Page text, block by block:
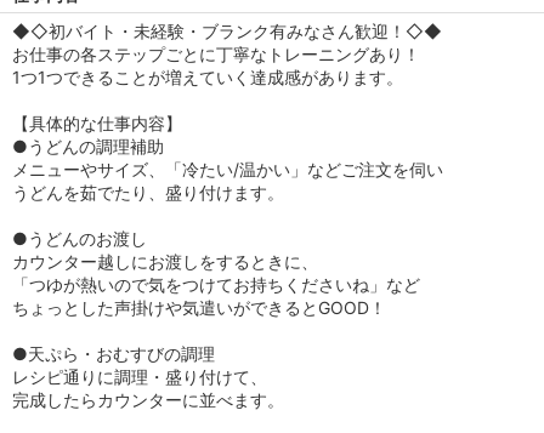
◆◇初バイト・未経験・ブランク有みなさん歓迎！◇◆
お仕事の各ステップごとに丁寧なトレーニングあり！
1つ1つできることが増えていく達成感があります。
【具体的な仕事内容】
●うどんの調理補助
メニューやサイズ、「冷たい/温かい」などご注文を伺い
うどんを茹でたり、盛り付けます。
●うどんのお渡し
カウンター越しにお渡しをするときに、
「つゆが熱いので気をつけてお持ちくださいね」など
ちょっとした声掛けや気遣いができるとGOOD！
●天ぷら・おむすびの調理
レシピ通りに調理・盛り付けて、
完成したらカウンターに並べます。